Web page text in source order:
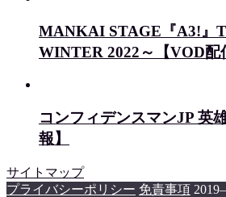
MANKAI STAGE『A3!』
WINTER 2022～【VOD配
コンフィデンスマンJP 英
報】
サイトマップ
プライバシーポリシー 免責事項